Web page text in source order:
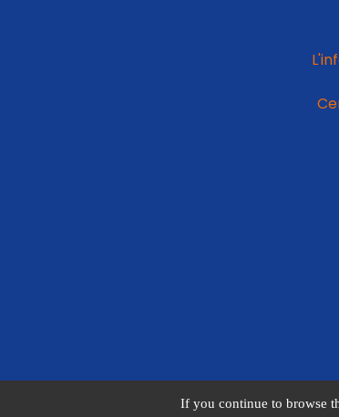
If you continue to browse